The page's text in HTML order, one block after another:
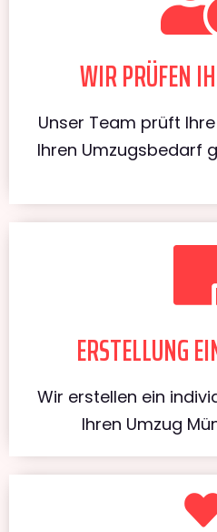
WIR PRÜFEN
Unser Team prüft
Ihren Umzugsbedarf
ERSTELLUNG
Wir erstellen ein
Ihren Umzug